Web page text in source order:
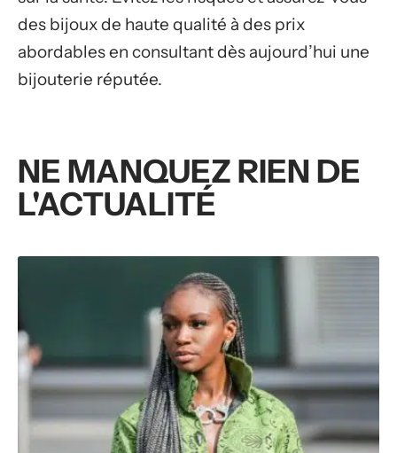
des bijoux de haute qualité à des prix
abordables en consultant dès aujourd’hui une
bijouterie réputée.
NE MANQUEZ RIEN DE
L'ACTUALITÉ